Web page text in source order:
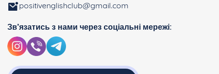
positivenglishclub@gmail.com
Зв’язатись з нами через соціальні мережі: